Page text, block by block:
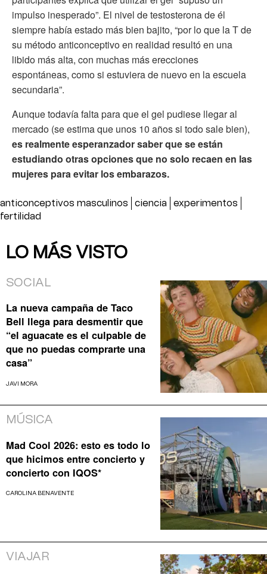
impulso inesperado”. El nivel de testosterona de él
siempre había estado más bien bajito, “por lo que la T de
su método anticonceptivo en realidad resultó en una
libido más alta, con muchas más erecciones
espontáneas, como si estuviera de nuevo en la escuela
secundaria”.
Aunque todavía falta para que el gel pudiese llegar al
mercado (se estima que unos 10 años si todo sale bien),
es realmente esperanzador saber que se están
estudiando otras opciones que no solo recaen en las
mujeres para evitar los embarazos.
anticonceptivos masculinos ciencia
experimentos
fertilidad
LO MÁS VISTO
SOCIAL
La nueva campaña de Taco
Bell llega para desmentir que
“el aguacate es el culpable de
que no puedas comprarte una
casa”
JAVI MORA
MÚSICA
Mad Cool 2026: esto es todo lo
que hicimos entre concierto y
concierto con IQOS*
CAROLINA BENAVENTE
VIAJAR